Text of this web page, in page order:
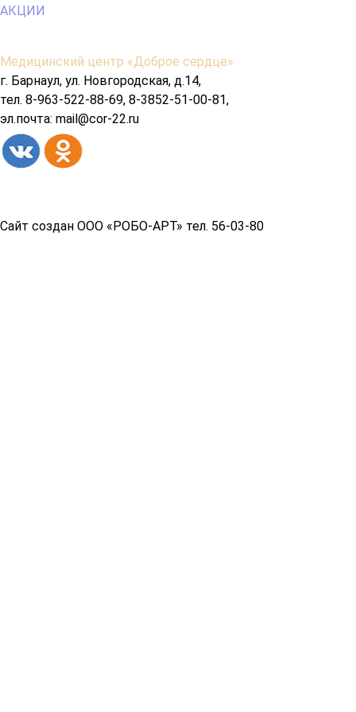
АКЦИИ
Содержимое
подвала
Медицинский центр «Доброе сердце»
г. Барнаул, ул. Новгородская, д.14,
тел. 8-963-522-88-69, 8-3852-51-00-81,
эл.почта: mail@cor-22.ru
Сайт создан ООО «РОБО-АРТ» тел. 56-03-80